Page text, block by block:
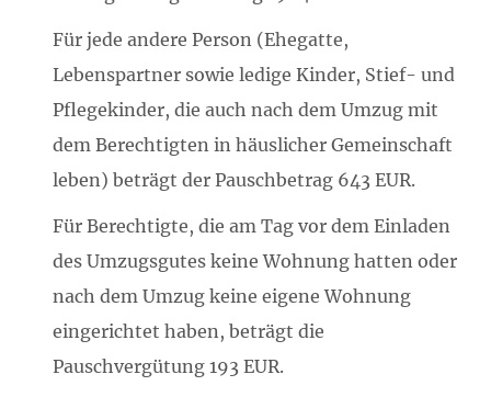
Für jede andere Person (Ehegatte,
Lebenspartner sowie ledige Kinder, Stief- und
Pflegekinder, die auch nach dem Umzug mit
dem Berechtigten in häuslicher Gemeinschaft
leben) beträgt der Pauschbetrag 643 EUR.
Für Berechtigte, die am Tag vor dem Einladen
des Umzugsgutes keine Wohnung hatten oder
nach dem Umzug keine eigene Wohnung
eingerichtet haben, beträgt die
Pauschvergütung 193 EUR.